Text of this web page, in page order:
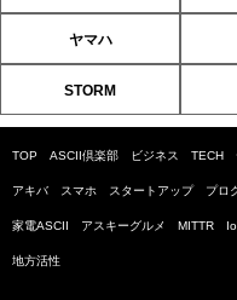
ヤマハ
STORM
TOP ASCII倶楽部 ビジネス TECH
アキバ スマホ スタートアップ プロ
家電ASCII アスキーグルメ MITTR
地方活性